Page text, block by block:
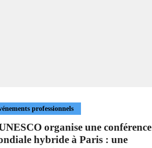
professionnels
organise une conférence
hybride à Paris : une